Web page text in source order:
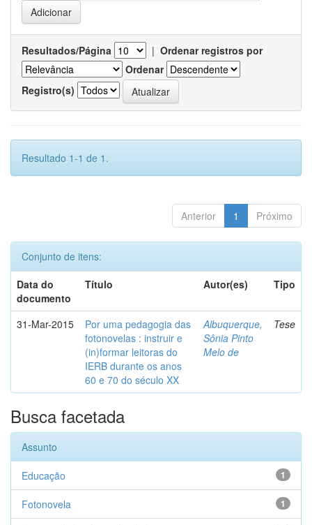
Resultados/Página | Ordenar registros por
Ordenar
Registro(s)
Resultado 1-1 de 1.
Anterior 1 Próximo
Conjunto de itens:
Data do
documento
Título Autor(es) Tipo
31-Mar-2015
Por uma pedagogia das
fotonovelas : instruir e
(in)formar leitoras do
IERB durante os anos
60 e 70 do século XX
Albuquerque,
Sônia Pinto
Melo de
Tese
Busca facetada
Assunto
1
Educação
1
Fotonovela